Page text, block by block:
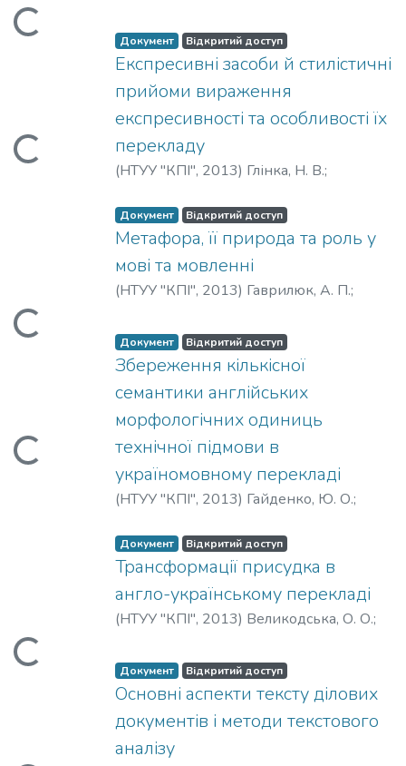
Вантажиться...
Вантажиться...
Документ Відкритий доступ
Експресивні засоби й стилістичні
прийоми вираження
експресивності та особливості їх
перекладу
(НТУУ "КПІ", 2013) Глінка, Н. В.;
Вантажиться...
Документ Відкритий доступ
Метафора, її природа та роль у
мові та мовленні
(НТУУ "КПІ", 2013) Гаврилюк, А. П.;
Вантажиться...
Документ Відкритий доступ
Збереження кількісної
семантики англійських
морфологічних одиниць
технічної підмови в
україномовному перекладі
(НТУУ "КПІ", 2013) Гайденко, Ю. О.;
Вантажиться...
Документ Відкритий доступ
Трансформації присудка в
англо-українському перекладі
(НТУУ "КПІ", 2013) Великодська, О. О.;
Документ Відкритий доступ
Основні аспекти тексту ділових
документів і методи текстового
аналізу